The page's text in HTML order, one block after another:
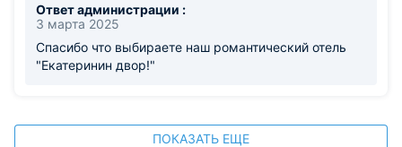
Ответ администрации :
3 марта 2025
Спасибо что выбираете наш романтический отель
"Екатеринин двор!"
ПОКАЗАТЬ ЕЩЕ